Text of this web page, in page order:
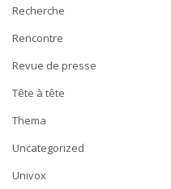
Recherche
Rencontre
Revue de presse
Tête à tête
Thema
Uncategorized
Univox